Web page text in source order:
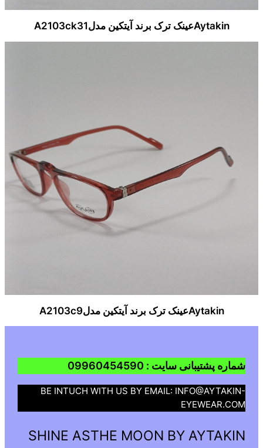
Aytakinعینک ترک برند آیتکین مدلA2103ck31
Aytakinعینک ترک برند آیتکین مدلA2103c9
شماره پشتیبانی سایت : 09960454590
BE INTUCH WITH US BY EMAIL: INFO@AYTAKIN-
EYEWEAR.COM
SHINE ASTHE MOON BY AYTAKIN